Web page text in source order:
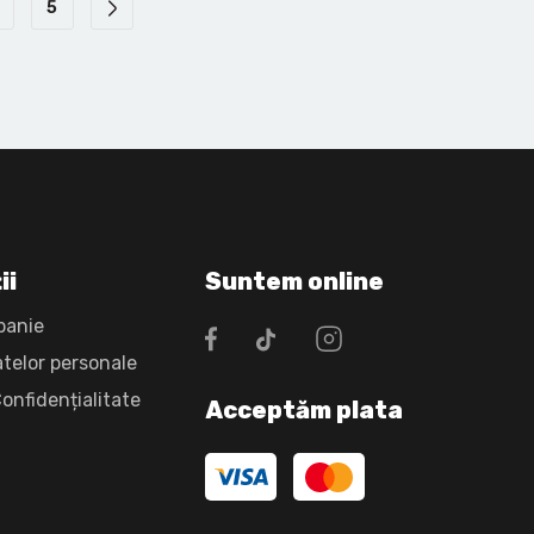
5
personale
Suntem online
Acceptăm plata